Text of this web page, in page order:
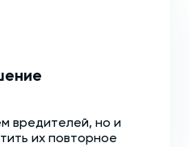
вредителей, но и
их повторное